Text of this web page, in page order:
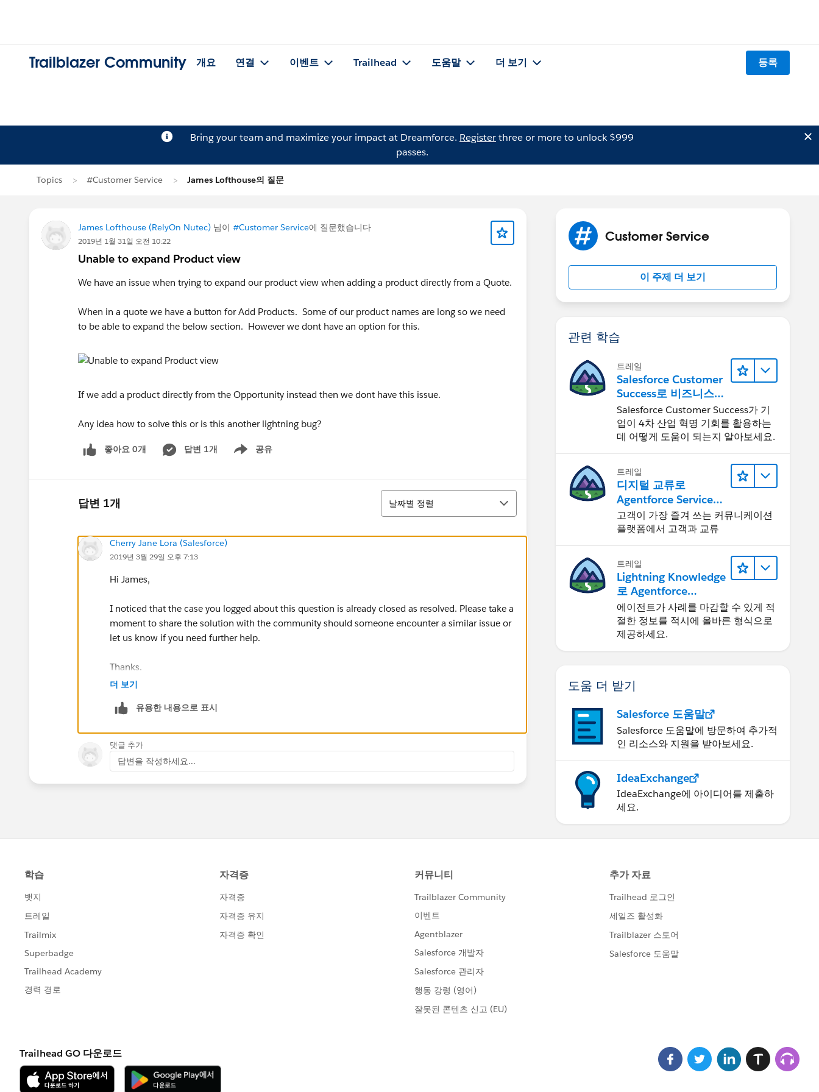
Trailblazer Community 개요 연결 이벤트 Trailhead 도움말 더 보기 등록
Bring your team and maximize your impact at Dreamforce. Registerthree or more to unlock $999
passes.
Topics #Customer Service James Lofthouse의 질문
James Lofthouse (RelyOn Nutec) 님이 #Customer Service에 질문했습니다
2019년 1월 31일 오전 10:22
Unable to expand Product view
We have an issue when trying to expand our product view when adding a product directly from a Quote.
When in a quote we have a button for Add Products. Some of our product names are long so we need
to be able to expand the below section. However we dont have an option for this.
If we add a product directly from the Opportunity instead then we dont have this issue.
Any idea how to solve this or is this another lightning bug?
좋아요 0개 답변 1개 공유
Show menu
답변 1개
정렬
날짜별 정렬
Cherry Jane Lora (Salesforce)
2019년 3월 29일 오후 7:13
Hi James,
I noticed that the case you logged about this question is already closed as resolved. Please take a
moment to share the solution with the community should someone encounter a similar issue or
let us know if you need further help.
Thanks.
더 보기
유용한 내용으로 표시
댓글 추가
답변을 작성하세요...
Customer Service
이 주제 더 보기
관련 학습
트레일
Salesforce Customer
Success로 비즈니스를
혁신하기
Salesforce Customer Success가 기
업이 4차 산업 혁명 기회를 활용하는
데 어떻게 도움이 되는지 알아보세요.
트레일
디지털 교류로
Agentforce Service
확장
고객이 가장 즐겨 쓰는 커뮤니케이션
플랫폼에서 고객과 교류
트레일
Lightning Knowledge
로 Agentforce
Service 개선
에이전트가 사례를 마감할 수 있게 적
절한 정보를 적시에 올바른 형식으로
제공하세요.
도움 더 받기
Salesforce 도움말
Salesforce 도움말에 방문하여 추가적
인 리소스와 지원을 받아보세요.
IdeaExchange
IdeaExchange에 아이디어를 제출하
세요.